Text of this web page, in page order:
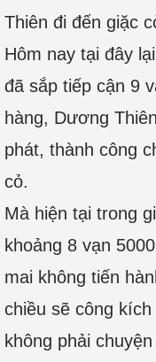
Thiên đi đến giặc
Hôm nay tại đây
đã sắp tiếp cận 9
hàng, Dương
phát, thành công
cỏ.
Mà hiện tại trong
khoảng 8 vạn
mai không tiến
chiều sẽ công
không phải